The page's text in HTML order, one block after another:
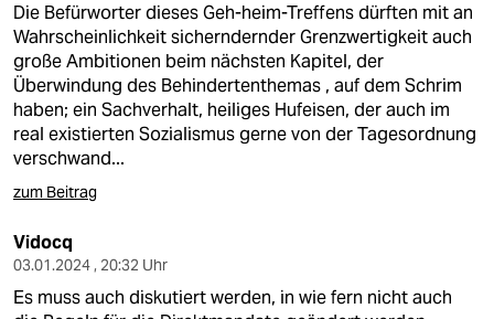
Die Befürworter dieses Geh-heim-Treffens dürften mit an
Wahrscheinlichkeit sicherndernder Grenzwertigkeit auch
große Ambitionen beim nächsten Kapitel, der
Überwindung des Behindertenthemas , auf dem Schrim
haben; ein Sachverhalt, heiliges Hufeisen, der auch im
real existierten Sozialismus gerne von der Tagesordnung
verschwand...
zum Beitrag
Vidocq
03.01.2024 , 20:32 Uhr
Es muss auch diskutiert werden, in wie fern nicht auch